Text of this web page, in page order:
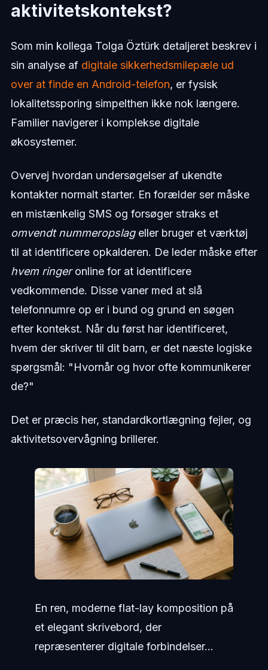
aktivitetskontekst?
Som min kollega Tolga Öztürk detaljeret beskrev i
sin analyse af digitale sikkerhedsmilepæle ud
over at finde en Android-telefon, er fysisk
lokalitetssporing simpelthen ikke nok længere.
Familier navigerer i komplekse digitale
økosystemer.
Overvej hvordan undersøgelser af ukendte
kontakter normalt starter. En forælder ser måske
en mistænkelig SMS og forsøger straks et
omvendt nummeropslageller bruger et værktøj
til at identificere opkalderen. De leder måske efter
hvem ringeronline for at identificere
vedkommende. Disse vaner med at slå
telefonnumre op er i bund og grund en søgen
efter kontekst. Når du først har identificeret,
hvem der skriver til dit barn, er det næste logiske
spørgsmål: "Hvornår og hvor ofte kommunikerer
de?"
Det er præcis her, standardkortlægning fejler, og
aktivitetsovervågning brillerer.
En ren, moderne flat-lay komposition på
et elegant skrivebord, der
repræsenterer digitale forbindelser...